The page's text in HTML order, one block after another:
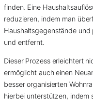
finden. Eine
reduzieren, indem man
Haushaltsgegenstände
und entfernt.
Dieser Prozess erleichtert
ermöglicht auch einen
besser organisierten
hierbei unterstützen, indem